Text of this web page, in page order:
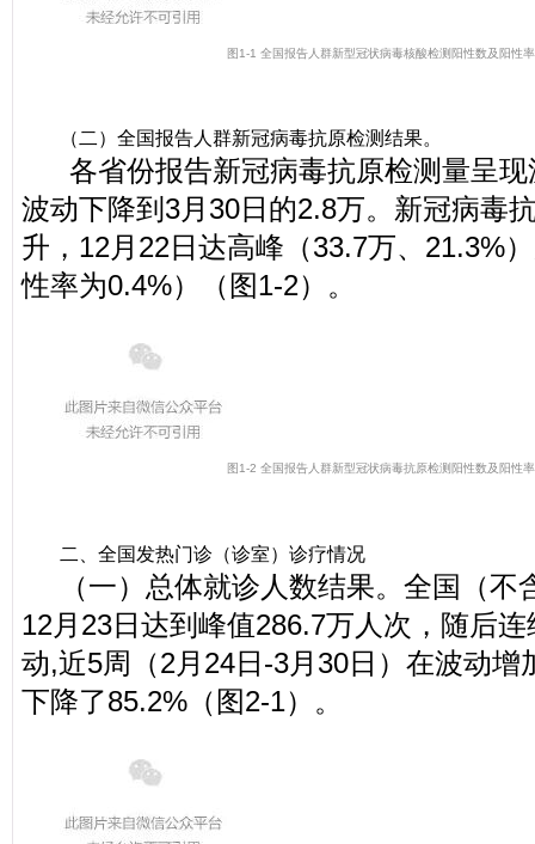
图1-1 全国报告人群新型冠状病毒核酸检测阳性数及阳性
（二）全国报告人群新冠病毒抗原检测结果。
各省份报告新冠病毒抗原检测量呈
波动下降到3月30日的2.8万。新冠病毒
升，12月22日达高峰（33.7万、21.3%
性率为0.4%）（图1-2）。
图1-2 全国报告人群新型冠状病毒抗原检测阳性数及阳性
二、全国发热门诊（诊室）诊疗情况
（一）总体就诊人数结果。全国（
12月23日达到峰值286.7万人次，随后
动,近5周（2月24日-3月30日）在波动
下降了85.2%（图2-1）。